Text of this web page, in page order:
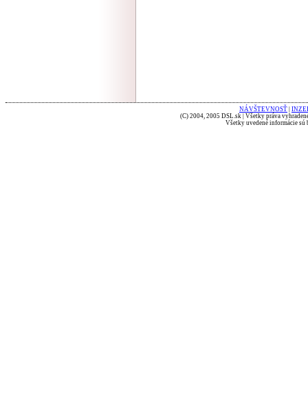
NÁVŠTEVNOSŤ
(C) 2004, 2005 DSL.sk | Všetky práva
Všetky uvedené informácie sú